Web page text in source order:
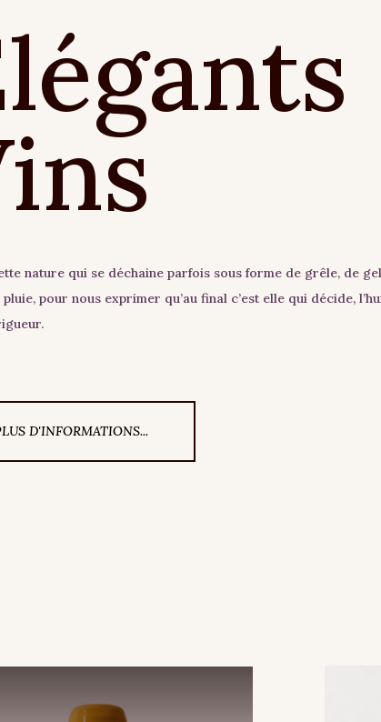
nature qui se déchaine parfois sous forme de grêle, de
pluie, pour nous exprimer qu’au final c’est elle qui décide,
D'INFORMATIONS...